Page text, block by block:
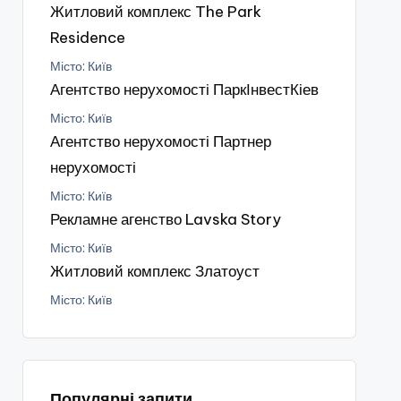
Житловий комплекс The Park
Residence
Місто: Київ
Агентство нерухомості ПаркІнвестКіев
Місто: Київ
Агентство нерухомості Партнер
нерухомості
Місто: Київ
Рекламне агенство Lavska Story
Місто: Київ
Житловий комплекс Златоуст
Місто: Київ